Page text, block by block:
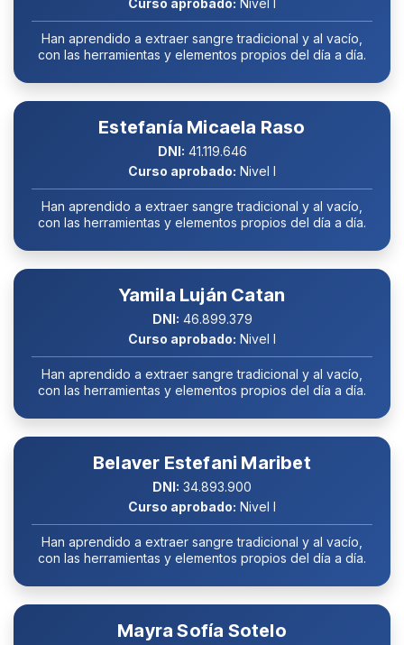
Han aprendido a extraer sangre tradicional y al vacío,
con las herramientas y elementos propios del día a día.
Estefanía Micaela Raso
DNI: 41.119.646
Curso aprobado: Nivel I
Han aprendido a extraer sangre tradicional y al vacío,
con las herramientas y elementos propios del día a día.
Yamila Luján Catan
DNI: 46.899.379
Curso aprobado: Nivel I
Han aprendido a extraer sangre tradicional y al vacío,
con las herramientas y elementos propios del día a día.
Belaver Estefani Maribet
DNI: 34.893.900
Curso aprobado: Nivel I
Han aprendido a extraer sangre tradicional y al vacío,
con las herramientas y elementos propios del día a día.
Mayra Sofía Sotelo